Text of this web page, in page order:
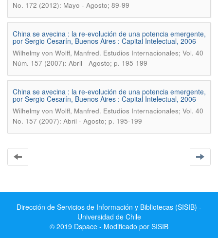
No. 172 (2012): Mayo - Agosto; 89-99
China se avecina : la re-evolución de una potencia emergente,
por Sergio Cesarín, Buenos Aires : Capital Intelectual, 2006
Wilhelmy von Wolff, Manfred. Estudios Internacionales; Vol. 40
Núm. 157 (2007): Abril - Agosto; p. 195-199
China se avecina : la re-evolución de una potencia emergente,
por Sergio Cesarín, Buenos Aires : Capital Intelectual, 2006
Wilhelmy von Wolff, Manfred. Estudios Internacionales; Vol. 40
No. 157 (2007): Abril - Agosto; p. 195-199
Dirección de Servicios de Información y Bibliotecas (SISIB) -
Universidad de Chile
© 2019 Dspace - Modificado por SISIB